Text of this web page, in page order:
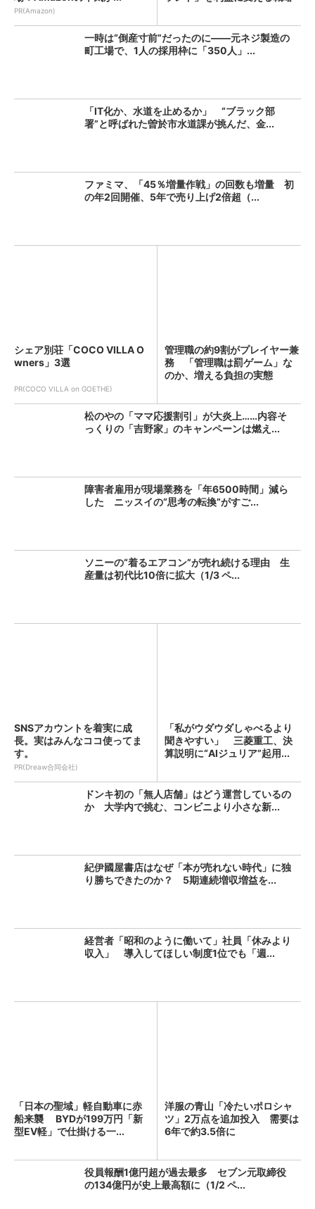
PR(Amazon)
一時は“倒産寸前”だったのに――元ネジ製造の
町工場で、1人の採用枠に「350人」...
「IT化か、水道を止めるか」 “ブラック部
署”と呼ばれた曽於市水道課が挑んだ、金...
ファミマ、「45％増量作戦」の回数も増量 初
の年2回開催、5年で売り上げ2倍超（...
シェア別荘「COCO VILLA O
wners」3選
PR(COCO VILLA on GOETHE)
管理職の約9割がプレイヤー兼
務 「管理職は罰ゲーム」な
のか、増える負担の実態
松のやの「ママ応援割引」が大炎上……内容そ
っくりの「吉野家」のキャンペーンは燃え...
障害者雇用が現場業務を「年6500時間」減ら
した ニッスイの“思考の転換”がすご...
ソニーの“着るエアコン”が売れ続ける理由 生
産量は初代比10倍に拡大（1/3 ペ...
SNSアカウントを着実に成
長。実はみんなココ使ってま
す。
PR(Dreaw合同会社)
「私がウダウダしゃべるより
聞きやすい」 三菱重工、決
算説明に“AIジュリア”起用...
ドンキ初の「無人店舗」はどう運営しているの
か 大学内で挑む、コンビニより小さな新...
紀伊國屋書店はなぜ「本が売れない時代」に独
り勝ちできたのか？ 5期連続増収増益を...
経営者「昭和のように働いて」社員「休みより
収入」 導入してほしい制度1位でも「週...
「日本の聖域」軽自動車に赤
船来襲 BYDが199万円「新
型EV軽」で仕掛ける一...
洋服の青山「冷たいポロシャ
ツ」2万点を追加投入 需要は
6年で約3.5倍に
役員報酬1億円超が過去最多 セブン元取締役
の134億円が史上最高額に（1/2 ペ...